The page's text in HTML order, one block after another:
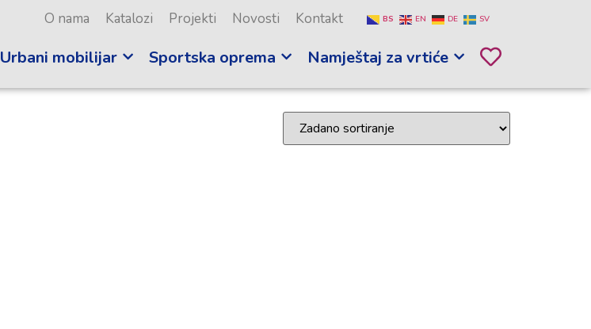
O nama Katalozi Projekti Novosti Kontakt BS EN DE SV
Urbani mobilijar Sportska oprema Namještaj za vrtiće